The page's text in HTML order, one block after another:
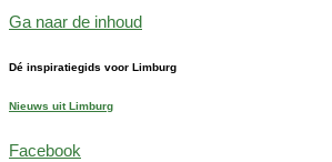
Ga naar de inhoud
Dé inspiratiegids voor Limburg
Nieuws uit Limburg
Facebook